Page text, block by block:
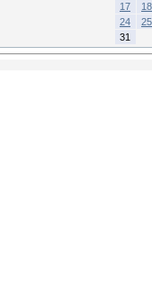
17
18
24
25
31